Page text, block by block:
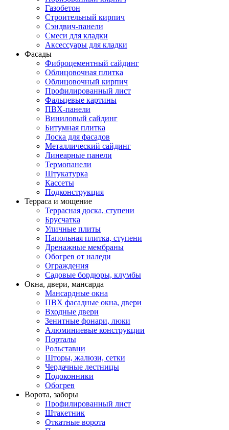
Газобетон
Строительный кирпич
Сэндвич-панели
Смеси для кладки
Аксессуары для кладки
Фасады
Фиброцементный сайдинг
Облицовочная плитка
Облицовочный кирпич
Профилированный лист
Фальцевые картины
ПВХ-панели
Виниловый сайдинг
Битумная плитка
Доска для фасадов
Металлический сайдинг
Линеарные панели
Термопанели
Штукатурка
Кассеты
Подконструкция
Терраса и мощение
Террасная доска, ступени
Брусчатка
Уличные плиты
Напольная плитка, ступени
Дренажные мембраны
Обогрев от наледи
Ограждения
Садовые бордюры, клумбы
Окна, двери, мансарда
Мансардные окна
ПВХ фасадные окна, двери
Входные двери
Зенитные фонари, люки
Алюминиевые конструкции
Порталы
Рольставни
Шторы, жалюзи, сетки
Чердачные лестницы
Подоконники
Обогрев
Ворота, заборы
Профилированный лист
Штакетник
Откатные ворота